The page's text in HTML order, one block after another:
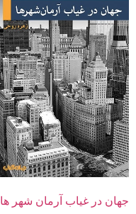
جهان‌ در غیاب آرمان‌ شهر ها